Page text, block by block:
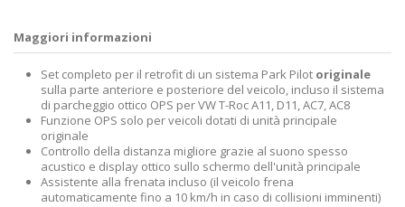
Maggiori informazioni
Set completo per il retrofit di un sistema Park Pilot originale
sulla parte anteriore e posteriore del veicolo, incluso il sistema
di parcheggio ottico OPS per VW T-Roc A11, D11, AC7, AC8
Funzione OPS solo per veicoli dotati di unità principale
originale
Controllo della distanza migliore grazie al suono spesso
acustico e display ottico sullo schermo dell'unità principale
Assistente alla frenata incluso (il veicolo frena
automaticamente fino a 10 km/h in caso di collisioni imminenti)